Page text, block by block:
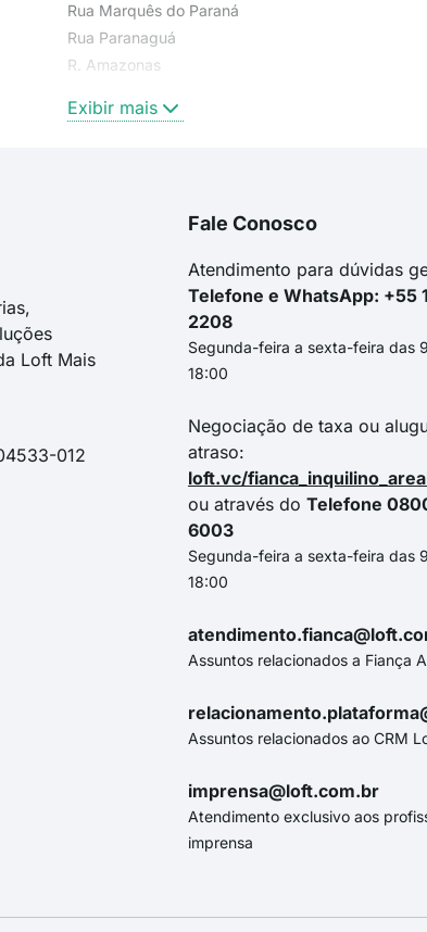
Rua Marquês do Paraná
Rua Paranaguá
R. Amazonas
rua acre
Exibir mais
Loft Mais
012
Fale Conosco
Atendimento para dúvidas
Telefone e WhatsApp: +55
2208
Segunda-feira a sexta-feira das
18:00
Negociação de taxa ou
atraso:
loft.vc/
ou através do Telefone
6003
Segunda-feira a sexta-feira das
18:00
Assuntos relacionados a Fiança
Assuntos relacionados ao CRM
imprensa@loft.com.br
Atendimento exclusivo aos
imprensa